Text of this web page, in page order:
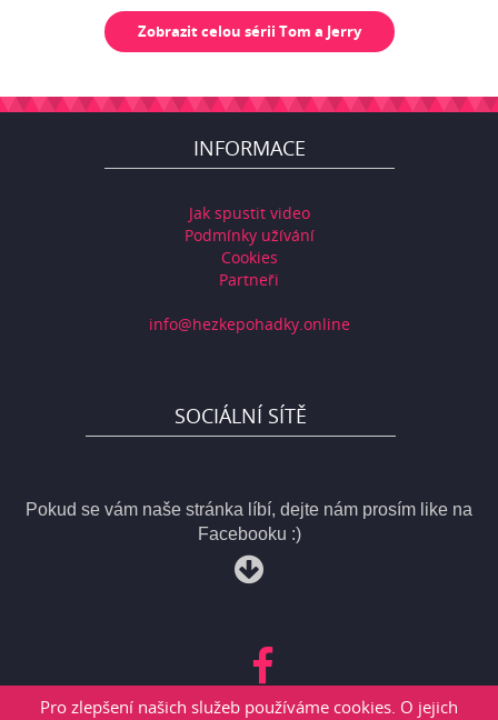
Pro zlepšení našich služeb používáme cookies. O jejich
Zobrazit celou sérii Tom a Jerry
INFORMACE
Jak spustit video
Podmínky užívání
Cookies
Partneři
info@hezkepohadky.online
SOCIÁLNÍ SÍTĚ
Pokud se vám naše stránka líbí, dejte nám prosím like na
Facebooku :)